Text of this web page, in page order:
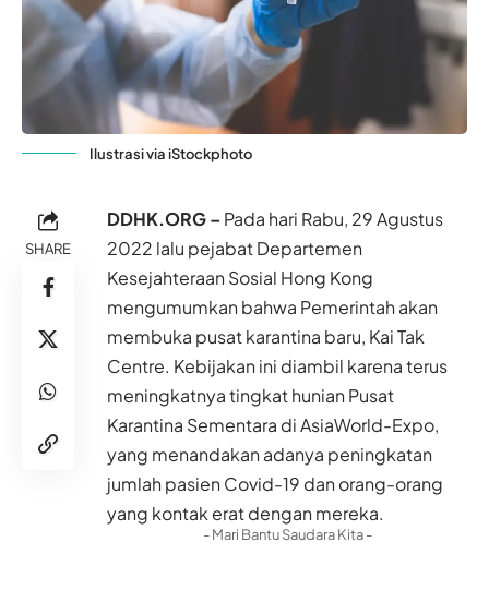
Ilustrasi via iStockphoto
SHARE
DDHK.ORG – Pada hari Rabu, 29 Agustus
2022 lalu pejabat Departemen
Kesejahteraan Sosial Hong Kong
mengumumkan bahwa Pemerintah akan
membuka pusat karantina baru, Kai Tak
Centre. Kebijakan ini diambil karena terus
meningkatnya tingkat hunian Pusat
Karantina Sementara di AsiaWorld-Expo,
yang menandakan adanya peningkatan
jumlah pasien Covid-19 dan orang-orang
yang kontak erat dengan mereka.
- Mari Bantu Saudara Kita -